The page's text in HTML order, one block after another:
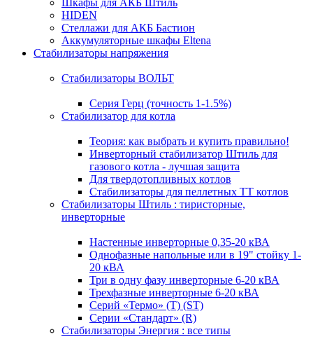
Шкафы для АКБ Штиль
HIDEN
Стеллажи для АКБ Бастион
Аккумуляторные шкафы Eltena
Стабилизаторы напряжения
Стабилизаторы ВОЛЬТ
Серия Герц (точность 1-1.5%)
Стабилизатор для котла
Теория: как выбрать и купить правильно!
Инверторный стабилизатор Штиль для
газового котла - лучшая защита
Для твердотопливных котлов
Стабилизаторы для пеллетных ТТ котлов
Стабилизаторы Штиль : тиристорные,
инверторные
Настенные инверторные 0,35-20 кВА
Однофазные напольные или в 19" стойку 1-
20 кВА
Три в одну фазу инверторные 6-20 кВА
Трехфазные инверторные 6-20 кВА
Серий «Термо» (T) (ST)
Серии «Стандарт» (R)
Стабилизаторы Энергия : все типы